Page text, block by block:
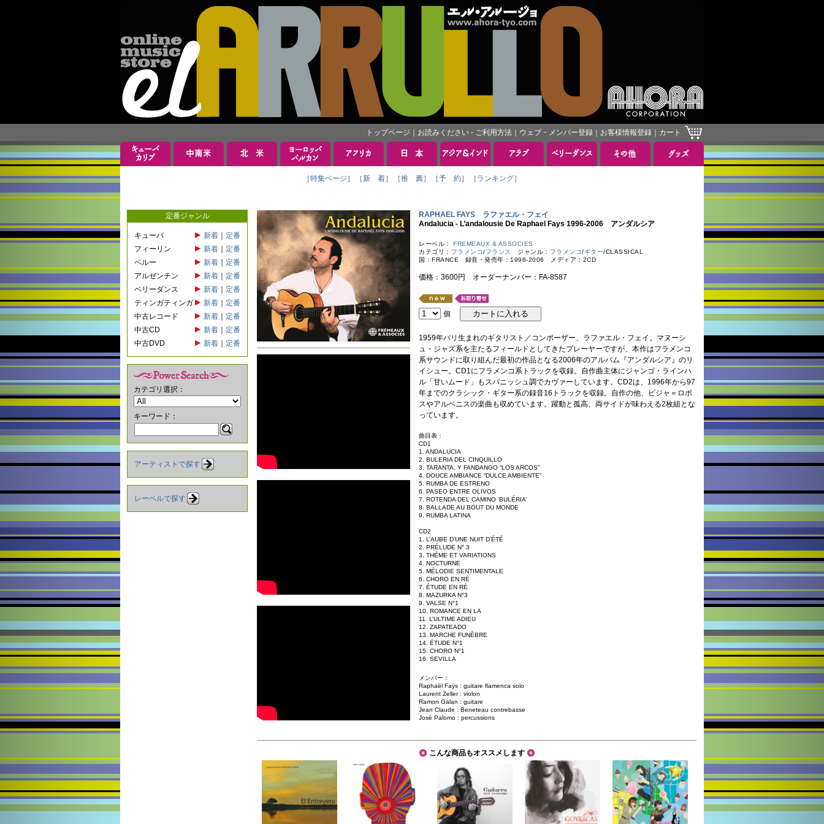
トップページ お読みください - ご利用方法 ウェブ・メンバー登録 お客様情報登録 カート
［特集ページ］ ［新 着］ ［推 薦］ ［予 約］ ［ランキング］
定番ジャンル
キューバ 新着
定番
フィーリン
新着
定番
ペルー
新着
定番
アルゼンチン
新着
定番
ベリーダンス
新着
定番
ティンガティンガ
新着
定番
中古レコード
新着
定番
中古CD
新着
定番
中古DVD
新着 定番
カテゴリ選択：
キーワード：
アーティストで探す
レーベルで探す
RAPHAEL FAYS ラファエル・フェイ
Andalucia - L’andalousie De Raphael Fays 1996-2006 アンダルシア
レーベル： FREMEAUX & ASSOCIES
カテゴリ： フラメンコ/フランス ジャンル： フラメンコ/ギター/CLASSICAL
国：FRANCE 録音・発売年：1996-2006 メディア：2CD
価格：3600円 オーダーナンバー：FA-8587
個
1959年パリ生まれのギタリスト／コンポーザー、ラファエル・フェイ。マヌーシ
ュ・ジャズ系を主たるフィールドとしてきたプレーヤーですが、本作はフラメンコ
系サウンドに取り組んだ最初の作品となる2006年のアルバム『アンダルシア』のリ
イシュー。CD1にフラメンコ系トラックを収録。自作曲主体にジャンゴ・ラインハ
ル「甘いムード」もスパニッシュ調でカヴァーしています。CD2は、1996年から97
年までのクラシック・ギター系の録音16トラックを収録。自作の他、ビジャ＝ロボ
スやアルベニスの楽曲も収めています。躍動と孤高、両サイドが味わえる2枚組とな
っています。
曲目表：
CD1
1. ANDALUCIA
2. BULERIA DEL CINQUILLO
3. TARANTA, Y FANDANGO “LOS ARCOS”
4. DOUCE AMBIANCE “DULCE AMBIENTE”
5. RUMBA DE ESTRENO
6. PASEO ENTRE OLIVOS
7. ROTENDA DEL CAMINO ‘BULÉRIA’
8. BALLADE AU BOUT DU MONDE
9. RUMBA LATINA
CD2
1. L’AUBE D’UNE NUIT D’ÉTÉ
2. PRÉLUDE N° 3
3. THÉME ET VARIATIONS
4. NOCTURNE
5. MÉLODIE SENTIMENTALE
6. CHORO EN RÉ
7. ÉTUDE EN RÉ
8. MAZURKA N°3
9. VALSE N°1
10. ROMANCE EN LA
11. L’ULTIME ADIEU
12. ZAPATEADO
13. MARCHE FUNÈBRE
14. ÉTUDE N°1
15. CHORO N°1
16. SEVILLA
メンバー：
Raphaël Faÿs : guitare flamenca solo
Laurent Zeller : violon
Ramon Galan : guitare
Jean Claude : Beneteau contrebasse
José Palomo : percussions
こんな商品もオススメします